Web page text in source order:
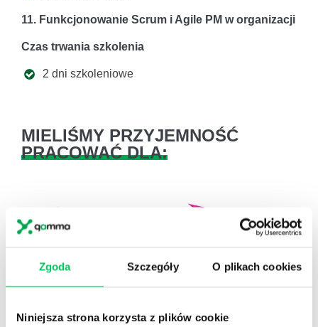
Zgoda Szczegóły O plikach cookies
Niniejsza strona korzysta z plików cookie
11. Funkcjonowanie Scrum i Agile PM w organizacji
Czas trwania szkolenia
2 dni szkoleniowe
MIELIŚMY PRZYJEMNOŚĆ
PRACOWAĆ DLA: